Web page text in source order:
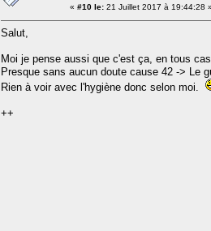
« #10 le: 21 Juillet 2017 à 19:44:28
Salut,
Moi je pense aussi que c'est ça, en tous
Presque sans aucun doute cause 42 -> Le
Rien à voir avec l'hygiène donc selon moi.
++